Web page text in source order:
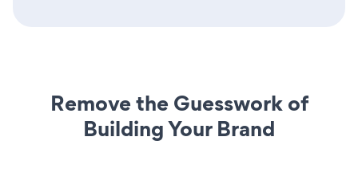
Remove the Guesswork of
Building Your Brand